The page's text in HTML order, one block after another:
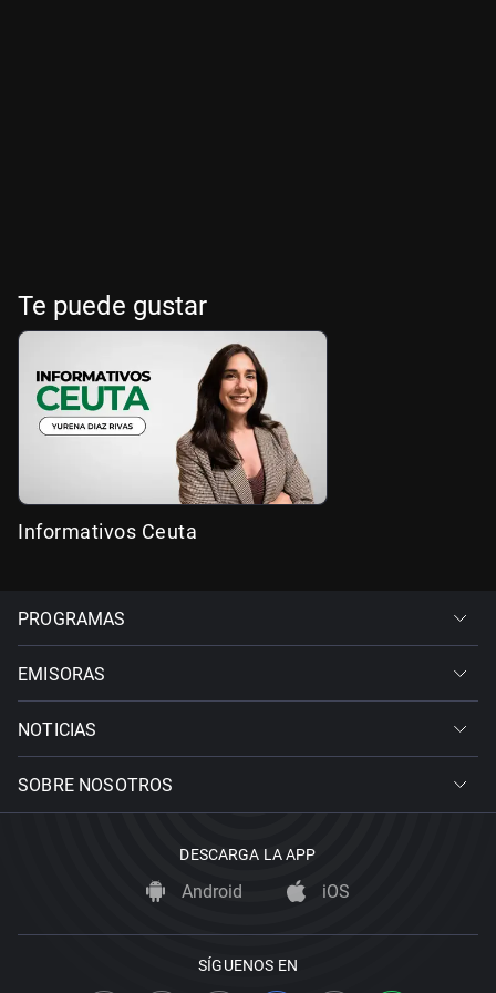
Te puede gustar
Informativos Ceuta
PROGRAMAS
EMISORAS
NOTICIAS
SOBRE NOSOTROS
DESCARGA LA APP
Android iOS
SÍGUENOS EN